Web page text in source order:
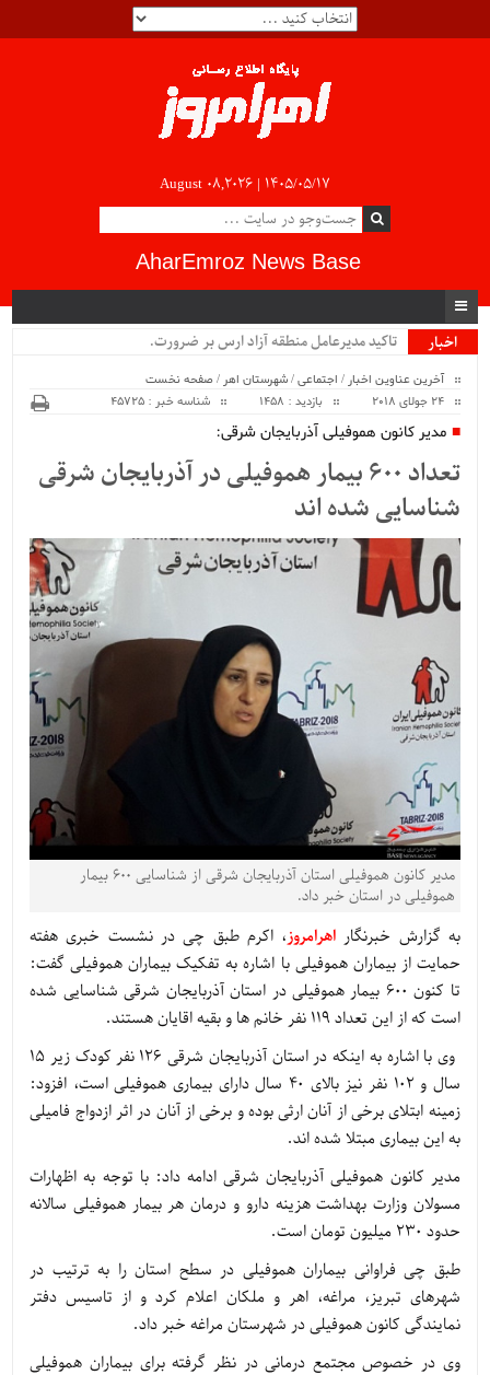
August 08,2026 | ۱۴۰۵/۰۵/۱۷
AharEmroz News Base
اخبار
تاکید مدیرعامل منطقه آزاد ارس بر ضرورت رونق_
آخرین عناوین اخبار / اجتماعی/شهرستان اهر /صفحه نخست
24 جولای 2018
بازدید : 1458 شناسه خبر : 45725
مدیر کانون هموفیلی آذربایجان شرقی:
تعداد ۶۰۰ بیمار هموفیلی در آذربایجان شرقی
شناسایی شده اند
مدیر کانون هموفیلی استان آذربایجان شرقی از شناسایی ۶۰۰ بیمار
هموفیلی در استان خبر داد.
به گزارش خبرنگار اهرامروز، اکرم طبق چی در نشست خبری هفته
حمایت از بیماران هموفیلی با اشاره به تفکیک بیماران هموفیلی گفت:
تا کنون ۶۰۰ بیمار هموفیلی در استان آذربایجان شرقی شناسایی شده
است که از این تعداد ۱۱۹ نفر خانم ها و بقیه اقایان هستند.
وی با اشاره به اینکه در استان آذربایجان شرقی ۱۲۶ نفر کودک زیر ۱۵
سال و ۱۰۲ نفر نیز بالای ۴۰ سال دارای بیماری هموفیلی است، افزود:
زمینه ابتلای برخی از آنان ارثی بوده و برخی از آنان در اثر ازدواج فامیلی
به این بیماری مبتلا شده اند.
مدیر کانون هموفیلی آذربایجان شرقی ادامه داد: با توجه به اظهارات
مسولان وزارت بهداشت هزینه دارو و درمان هر بیمار هموفیلی سالانه
حدود ۲۳۰ میلیون تومان است.
طبق چی فراوانی بیماران هموفیلی در سطح استان را به ترتیب در
شهرهای تبریز، مراغه، اهر و ملکان اعلام کرد و از تاسیس دفتر
نمایندگی کانون هموفیلی در شهرستان مراغه خبر داد.
وی در خصوص مجتمع درمانی در نظر گرفته برای بیماران هموفیلی